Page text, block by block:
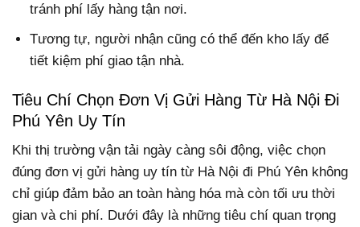
tránh phí lấy hàng tận nơi.
Tương tự, người nhận cũng có thể đến kho lấy để
tiết kiệm phí giao tận nhà.
Tiêu Chí Chọn Đơn Vị Gửi Hàng Từ Hà Nội Đi
Phú Yên Uy Tín
Khi thị trường vận tải ngày càng sôi động, việc chọn
đúng đơn vị gửi hàng uy tín từ Hà Nội đi Phú Yên không
chỉ giúp đảm bảo an toàn hàng hóa mà còn tối ưu thời
gian và chi phí. Dưới đây là những tiêu chí quan trọng